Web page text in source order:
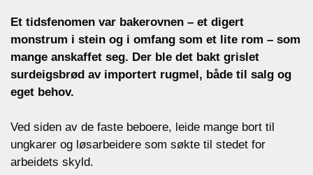
Et tidsfenomen var bakerovnen – et digert
monstrum i stein og i omfang som et lite rom – som
mange anskaffet seg. Der ble det bakt grislet
surdeigsbrød av importert rugmel, både til salg og
eget behov.
Ved siden av de faste beboere, leide mange bort til
ungkarer og løsarbeidere som søkte til stedet for
arbeidets skyld.